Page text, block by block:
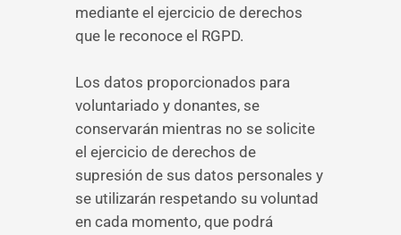
mediante el ejercicio de derechos
que le reconoce el RGPD.
Los datos proporcionados para
voluntariado y donantes, se
conservarán mientras no se solicite
el ejercicio de derechos de
supresión de sus datos personales y
se utilizarán respetando su voluntad
en cada momento, que podrá